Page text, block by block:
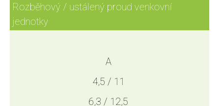
Rozběhový / ustálený proud venkovní
jednotky
A
4,5 / 11
6,3 / 12,5